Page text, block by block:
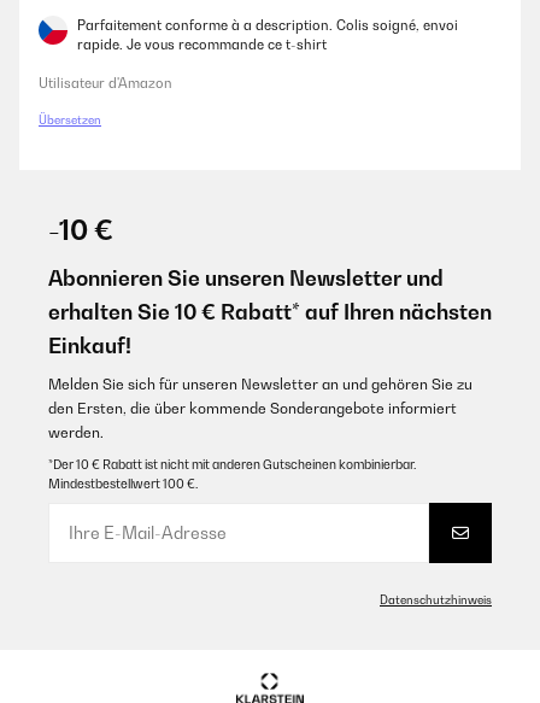
Parfaitement conforme à a description. Colis soigné, envoi
rapide. Je vous recommande ce t-shirt
Utilisateur d'Amazon
Übersetzen
-10 €
Abonnieren Sie unseren Newsletter und
erhalten Sie 10 € Rabatt* auf Ihren nächsten
Einkauf!
Melden Sie sich für unseren Newsletter an und gehören Sie zu
den Ersten, die über kommende Sonderangebote informiert
werden.
*Der 10 € Rabatt ist nicht mit anderen Gutscheinen kombinierbar.
Mindestbestellwert 100 €.
Datenschutzhinweis